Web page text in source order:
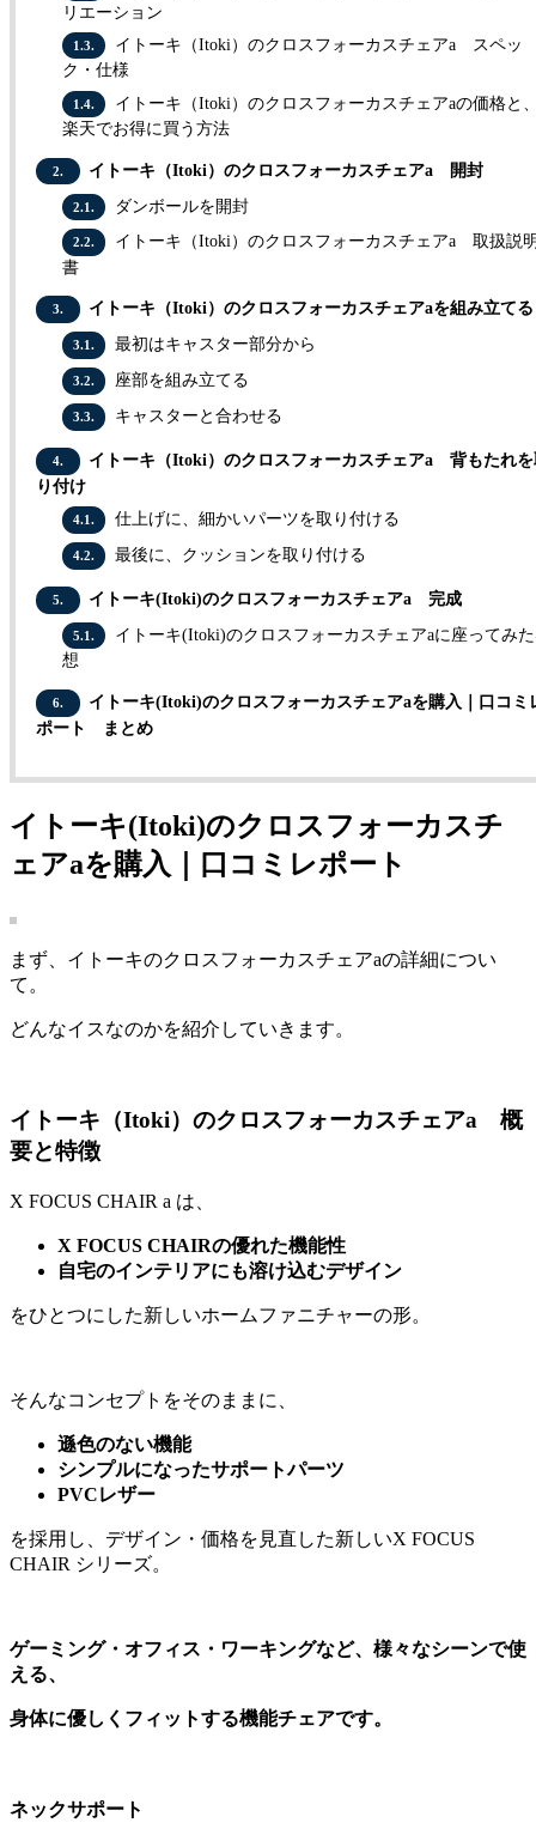
リエーション
1.3.
イトーキ（Itoki）のクロスフォーカスチェアa スペッ
ク・仕様
1.4.
イトーキ（Itoki）のクロスフォーカスチェアaの価格と
楽天でお得に買う方法
2. イトーキ（Itoki）のクロスフォーカスチェアa 開封
2.1. ダンボールを開封
2.2.
イトーキ（Itoki）のクロスフォーカスチェアa 取扱説
書
3. イトーキ（Itoki）のクロスフォーカスチェアaを組み立てる
3.1. 最初はキャスター部分から
3.2. 座部を組み立てる
3.3. キャスターと合わせる
4.
イトーキ（Itoki）のクロスフォーカスチェアa 背もたれ
り付け
4.1. 仕上げに、細かいパーツを取り付ける
4.2. 最後に、クッションを取り付ける
5. イトーキ(Itoki)のクロスフォーカスチェアa 完成
5.1.
イトーキ(Itoki)のクロスフォーカスチェアaに座ってみ
想
6.
イトーキ(Itoki)のクロスフォーカスチェアaを購入｜口コミ
ポート まとめ
イトーキ(Itoki)のクロスフォーカスチ
ェアaを購入｜口コミレポート
まず、イトーキのクロスフォーカスチェアaの詳細につい
て。
どんなイスなのかを紹介していきます。
イトーキ（Itoki）のクロスフォーカスチェアa 概
要と特徴
X FOCUS CHAIR a は、
X FOCUS CHAIRの優れた機能性
自宅のインテリアにも溶け込むデザイン
をひとつにした新しいホームファニチャーの形。
そんなコンセプトをそのままに、
遜色のない機能
シンプルになったサポートパーツ
PVCレザー
を採用し、デザイン・価格を見直した新しいX FOCUS
CHAIR シリーズ。
ゲーミング・オフィス・ワーキングなど、様々なシーンで使
える、
身体に優しくフィットする機能チェアです。
ネックサポート